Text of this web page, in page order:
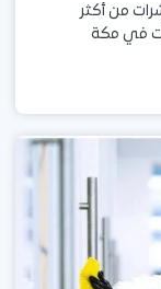
من أكثر
في مكة